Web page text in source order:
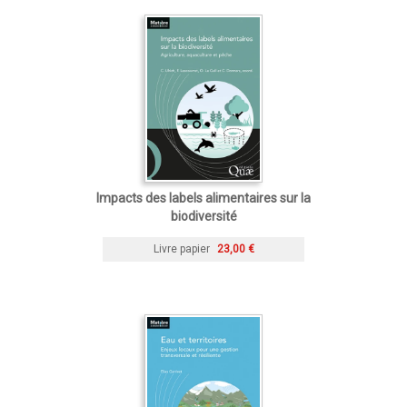
Impacts des labels alimentaires sur la
biodiversité
Livre papier 23,00 €